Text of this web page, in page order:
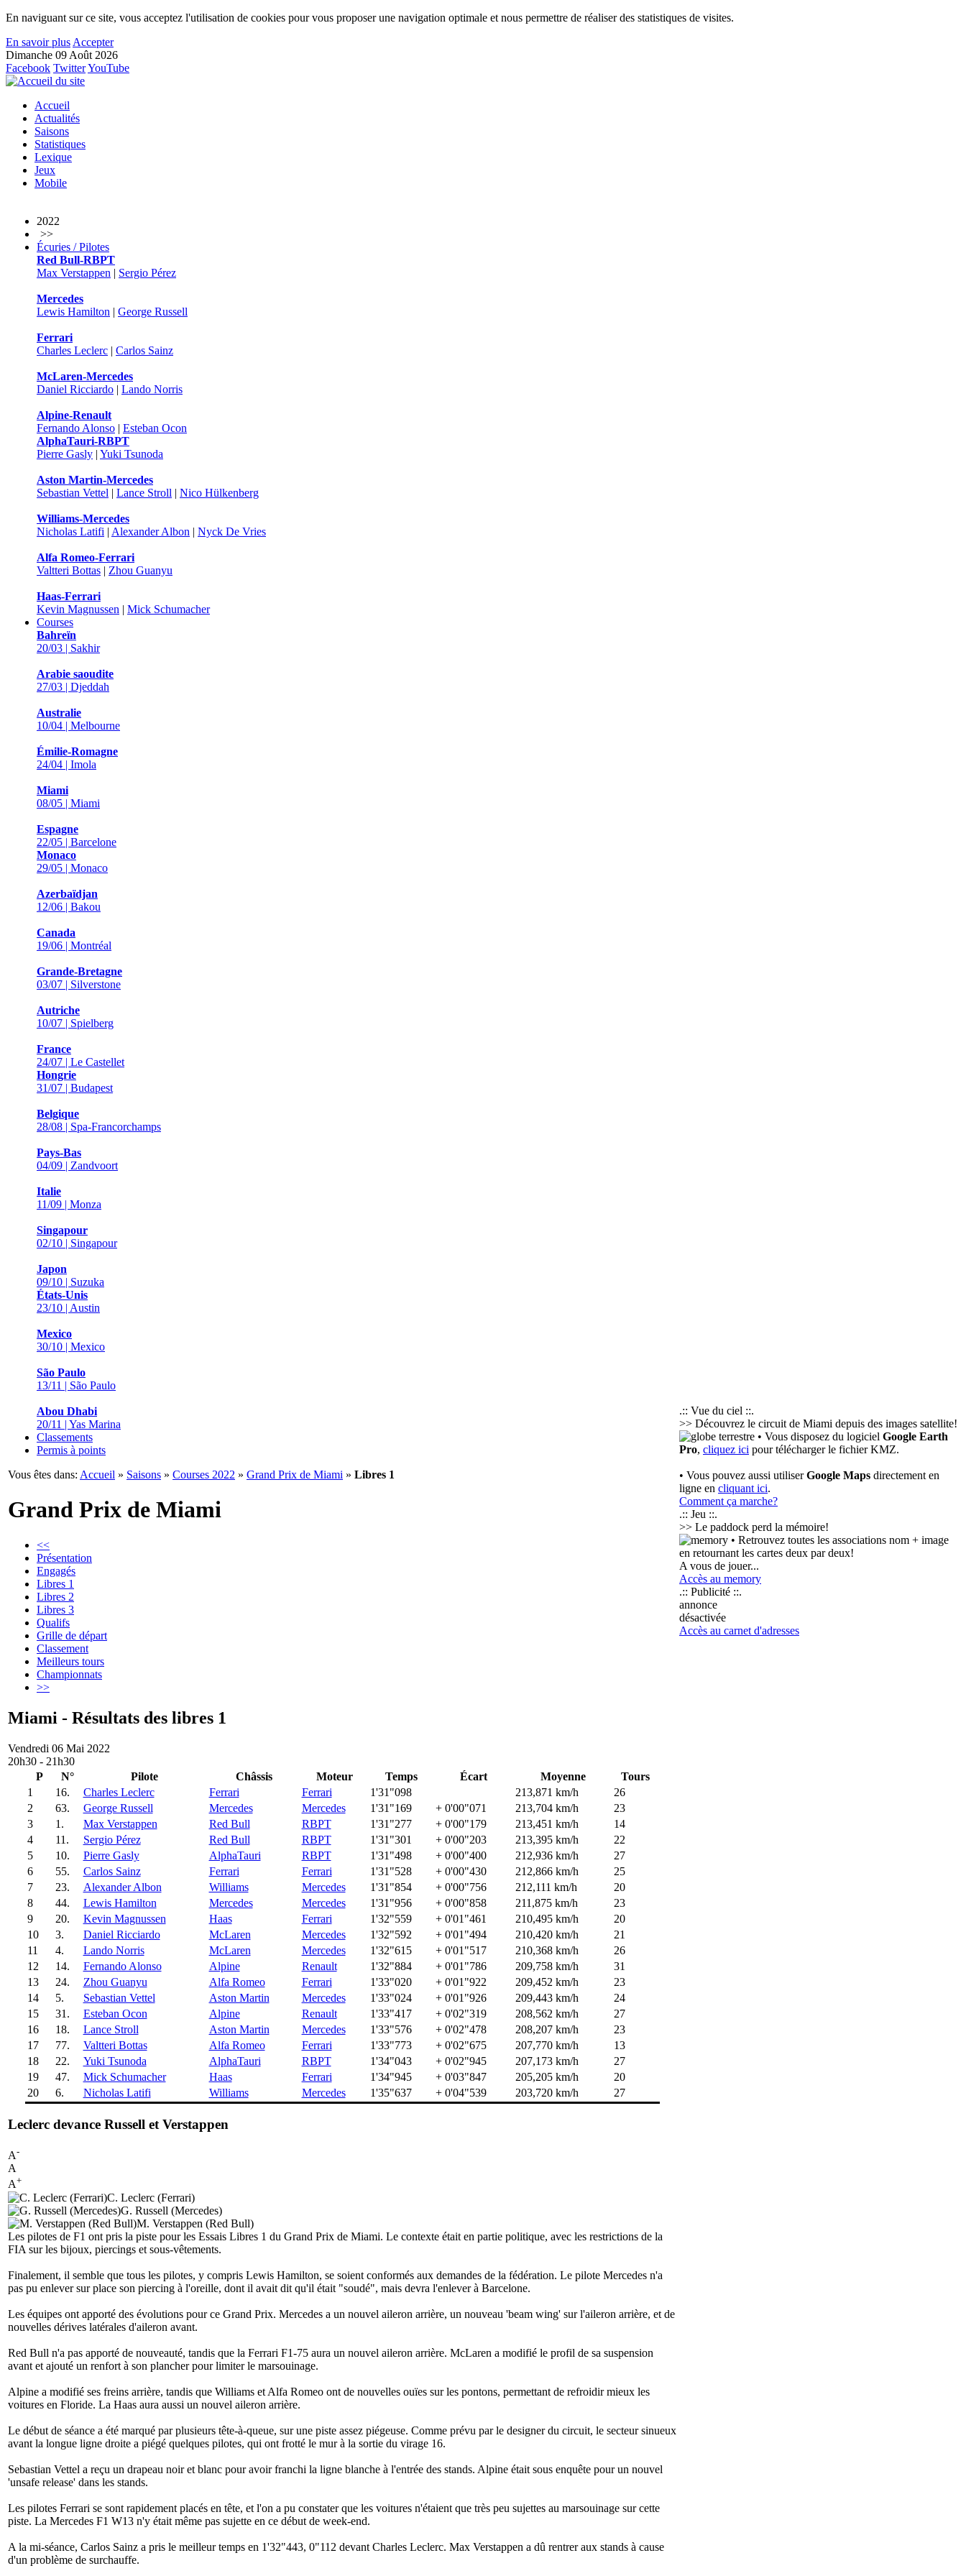
En naviguant sur ce site, vous acceptez l'utilisation de cookies pour vous proposer une navigation optimale et nous permettre de réaliser des statistiques de visites.
En savoir plus Accepter
Dimanche 09 Août 2026
Facebook TwitterYouTube
Accueil
Actualités
Saisons
Statistiques
Lexique
Jeux
Mobile
2022
>>
Écuries / Pilotes
Red Bull-RBPT
Max Verstappen | Sergio Pérez
Mercedes
Lewis Hamilton | George Russell
Ferrari
Charles Leclerc | Carlos Sainz
McLaren-Mercedes
Daniel Ricciardo | Lando Norris
Alpine-Renault
Fernando Alonso | Esteban Ocon
AlphaTauri-RBPT
Pierre Gasly | Yuki Tsunoda
Aston Martin-Mercedes
Sebastian Vettel | Lance Stroll | Nico Hülkenberg
Williams-Mercedes
Nicholas Latifi | Alexander Albon | Nyck De Vries
Alfa Romeo-Ferrari
Valtteri Bottas | Zhou Guanyu
Haas-Ferrari
Kevin Magnussen | Mick Schumacher
Courses
Bahreïn
20/03 | Sakhir
Arabie saoudite
27/03 | Djeddah
Australie
10/04 | Melbourne
Émilie-Romagne
24/04 | Imola
Miami
08/05 | Miami
Espagne
22/05 | Barcelone
Monaco
29/05 | Monaco
Azerbaïdjan
12/06 | Bakou
Canada
19/06 | Montréal
Grande-Bretagne
03/07 | Silverstone
Autriche
10/07 | Spielberg
France
24/07 | Le Castellet
Hongrie
31/07 | Budapest
Belgique
28/08 | Spa-Francorchamps
Pays-Bas
04/09 | Zandvoort
Italie
11/09 | Monza
Singapour
02/10 | Singapour
Japon
09/10 | Suzuka
États-Unis
23/10 | Austin
Mexico
30/10 | Mexico
São Paulo
13/11 | São Paulo
Abou Dhabi
20/11 | Yas Marina
Classements
Permis à points
Vous êtes dans: Accueil » Saisons » Courses 2022 » Grand Prix de Miami » Libres 1
Grand Prix de Miami
<<
Présentation
Engagés
Libres 1
Libres 2
Libres 3
Qualifs
Grille de départ
Classement
Meilleurs tours
Championnats
>>
Miami - Résultats des libres 1
Vendredi 06 Mai 2022
20h30 - 21h30
P
N° Pilote Châssis Moteur Temps Écart Moyenne
Tours
1
16. Charles Leclerc Ferrari Ferrari 1'31"098 213,871 km/h
26
2
63. George Russell Mercedes Mercedes 1'31"169 + 0'00"071 213,704 km/h
23
3
1. Max Verstappen Red Bull RBPT 1'31"277 + 0'00"179 213,451 km/h
14
4
11. Sergio Pérez Red Bull RBPT 1'31"301 + 0'00"203 213,395 km/h
22
5
10. Pierre Gasly AlphaTauri RBPT 1'31"498 + 0'00"400 212,936 km/h
27
6
55. Carlos Sainz Ferrari Ferrari 1'31"528 + 0'00"430 212,866 km/h
25
7
23. Alexander Albon Williams Mercedes 1'31"854 + 0'00"756 212,111 km/h
20
8
44. Lewis Hamilton Mercedes Mercedes 1'31"956 + 0'00"858 211,875 km/h
23
9
20. Kevin Magnussen Haas Ferrari 1'32"559 + 0'01"461 210,495 km/h
20
10
3. Daniel Ricciardo McLaren Mercedes 1'32"592 + 0'01"494 210,420 km/h
21
11
4. Lando Norris McLaren Mercedes 1'32"615 + 0'01"517 210,368 km/h
26
12
14. Fernando Alonso Alpine Renault 1'32"884 + 0'01"786 209,758 km/h
31
13
24. Zhou Guanyu Alfa Romeo Ferrari 1'33"020 + 0'01"922 209,452 km/h
23
14
5. Sebastian Vettel Aston Martin Mercedes 1'33"024 + 0'01"926 209,443 km/h
24
15
31. Esteban Ocon Alpine Renault 1'33"417 + 0'02"319 208,562 km/h
27
16
18. Lance Stroll Aston Martin Mercedes 1'33"576 + 0'02"478 208,207 km/h
23
17
77. Valtteri Bottas Alfa Romeo Ferrari 1'33"773 + 0'02"675 207,770 km/h
13
18
22. Yuki Tsunoda AlphaTauri RBPT 1'34"043 + 0'02"945 207,173 km/h
27
19
47. Mick Schumacher Haas Ferrari 1'34"945 + 0'03"847 205,205 km/h
20
20
6. Nicholas Latifi Williams Mercedes 1'35"637 + 0'04"539 203,720 km/h 27
Leclerc devance Russell et Verstappen
A-
A
A+
C. Leclerc (Ferrari)
G. Russell (Mercedes)
M. Verstappen (Red Bull)
Les pilotes de F1 ont pris la piste pour les Essais Libres 1 du Grand Prix de Miami. Le contexte était en partie politique, avec les restrictions de la
FIA sur les bijoux, piercings et sous-vêtements.
Finalement, il semble que tous les pilotes, y compris Lewis Hamilton, se soient conformés aux demandes de la fédération. Le pilote Mercedes n'a
pas pu enlever sur place son piercing à l'oreille, dont il avait dit qu'il était "soudé", mais devra l'enlever à Barcelone.
Les équipes ont apporté des évolutions pour ce Grand Prix. Mercedes a un nouvel aileron arrière, un nouveau 'beam wing' sur l'aileron arrière, et de
nouvelles dérives latérales d'aileron avant.
Red Bull n'a pas apporté de nouveauté, tandis que la Ferrari F1-75 aura un nouvel aileron arrière. McLaren a modifié le profil de sa suspension
avant et ajouté un renfort à son plancher pour limiter le marsouinage.
Alpine a modifié ses freins arrière, tandis que Williams et Alfa Romeo ont de nouvelles ouïes sur les pontons, permettant de refroidir mieux les
voitures en Floride. La Haas aura aussi un nouvel aileron arrière.
Le début de séance a été marqué par plusieurs tête-à-queue, sur une piste assez piégeuse. Comme prévu par le designer du circuit, le secteur sinueux
avant la longue ligne droite a piégé quelques pilotes, qui ont frotté le mur à la sortie du virage 16.
Sebastian Vettel a reçu un drapeau noir et blanc pour avoir franchi la ligne blanche à l'entrée des stands. Alpine était sous enquête pour un nouvel
'unsafe release' dans les stands.
Les pilotes Ferrari se sont rapidement placés en tête, et l'on a pu constater que les voitures n'étaient que très peu sujettes au marsouinage sur cette
piste. La Mercedes F1 W13 n'y était même pas sujette en ce début de week-end.
A la mi-séance, Carlos Sainz a pris le meilleur temps en 1'32"443, 0"112 devant Charles Leclerc. Max Verstappen a dû rentrer aux stands à cause
d'un problème de surchauffe.
.:: Vue du ciel ::.
>> Découvrez le circuit de Miami depuis des images satellite!
• Vous disposez du logiciel Google Earth
Pro, cliquez ici pour télécharger le fichier KMZ.
• Vous pouvez aussi utiliserGoogle Maps directement en
ligne en cliquant ici.
Comment ça marche?
.:: Jeu ::.
>> Le paddock perd la mémoire!
• Retrouvez toutes les associations nom + image
en retournant les cartes deux par deux!
A vous de jouer...
Accès au memory
.:: Publicité ::.
annonce
désactivée
Accès au carnet d'adresses